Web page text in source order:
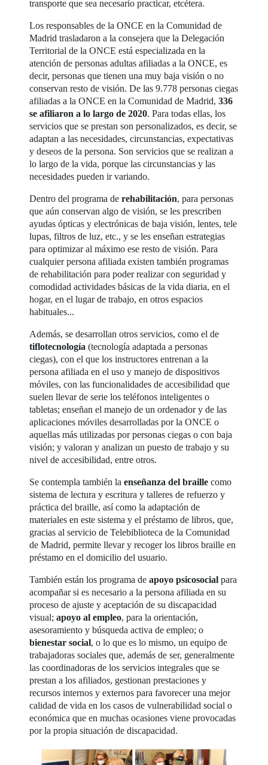
transporte que sea necesario practicar, etcétera.
Los responsables de la ONCE en la Comunidad de
Madrid trasladaron a la consejera que la Delegación
Territorial de la ONCE está especializada en la
atención de personas adultas afiliadas a la ONCE, es
decir, personas que tienen una muy baja visión o no
conservan resto de visión. De las 9.778 personas ciegas
afiliadas a la ONCE en la Comunidad de Madrid,336
se afiliaron a lo largo de 2020. Para todas ellas, los
servicios que se prestan son personalizados, es decir, se
adaptan a las necesidades, circunstancias, expectativas
y deseos de la persona. Son servicios que se realizan a
lo largo de la vida, porque las circunstancias y las
necesidades pueden ir variando.
Dentro del programa derehabilitación, para personas
que aún conservan algo de visión, se les prescriben
ayudas ópticas y electrónicas de baja visión, lentes, tele
lupas, filtros de luz, etc., y se les enseñan estrategias
para optimizar al máximo ese resto de visión. Para
cualquier persona afiliada existen también programas
de rehabilitación para poder realizar con seguridad y
comodidad actividades básicas de la vida diaria, en el
hogar, en el lugar de trabajo, en otros espacios
habituales...
Además, se desarrollan otros servicios, como el de
tiflotecnología (tecnología adaptada a personas
ciegas), con el que los instructores entrenan a la
persona afiliada en el uso y manejo de dispositivos
móviles, con las funcionalidades de accesibilidad que
suelen llevar de serie los teléfonos inteligentes o
tabletas; enseñan el manejo de un ordenador y de las
aplicaciones móviles desarrolladas por la ONCE o
aquellas más utilizadas por personas ciegas o con baja
visión; y valoran y analizan un puesto de trabajo y su
nivel de accesibilidad, entre otros.
Se contempla también laenseñanza del braille como
sistema de lectura y escritura y talleres de refuerzo y
práctica del braille, así como la adaptación de
materiales en este sistema y el préstamo de libros, que,
gracias al servicio de Telebiblioteca de la Comunidad
de Madrid, permite llevar y recoger los libros braille en
préstamo en el domicilio del usuario.
También están los programa deapoyo psicosocial para
acompañar si es necesario a la persona afiliada en su
proceso de ajuste y aceptación de su discapacidad
visual;apoyo al empleo, para la orientación,
asesoramiento y búsqueda activa de empleo; o
bienestar social, o lo que es lo mismo, un equipo de
trabajadoras sociales que, además de ser, generalmente
las coordinadoras de los servicios integrales que se
prestan a los afiliados, gestionan prestaciones y
recursos internos y externos para favorecer una mejor
calidad de vida en los casos de vulnerabilidad social o
económica que en muchas ocasiones viene provocadas
por la propia situación de discapacidad.